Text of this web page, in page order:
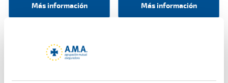
Más información Más información